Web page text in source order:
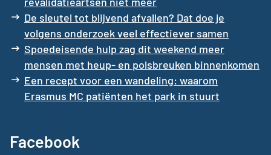
De sleutel tot blijvend afvallen? Dat doe je
volgens onderzoek veel effectiever samen
Spoedeisende hulp zag dit weekend meer
mensen met heup- en polsbreuken binnenkomen
Een recept voor een wandeling: waarom
Erasmus MC patiënten het park in stuurt
Facebook